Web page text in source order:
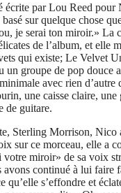
écrite par Lou Reed pour
basé sur quelque chose
je serai ton miroir.» La
de l’album, et elle
qui existe; Le Velvet
un groupe de pop douce
avec rien d’autre
une caisse claire, une
de guitare.
Sterling Morrison, Nico
sur ce morceau, elle a
votre miroir» de sa voix
avons continué à lui faire
qu’elle s’effondre et